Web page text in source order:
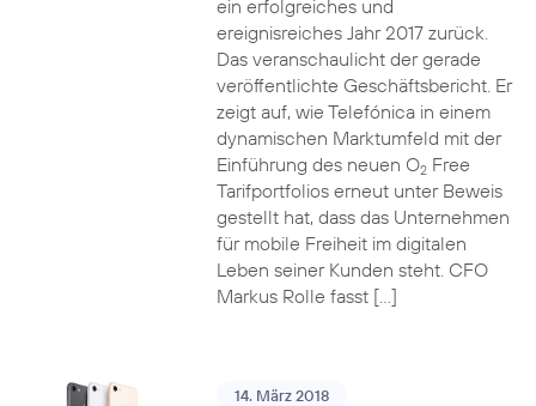
ein erfolgreiches und
ereignisreiches Jahr 2017 zurück.
Das veranschaulicht der gerade
veröffentlichte Geschäftsbericht. Er
zeigt auf, wie Telefónica in einem
dynamischen Marktumfeld mit der
Einführung des neuen O2Free
Tarifportfolios erneut unter Beweis
gestellt hat, dass das Unternehmen
für mobile Freiheit im digitalen
Leben seiner Kunden steht. CFO
Markus Rolle fasst […]
14. März 2018